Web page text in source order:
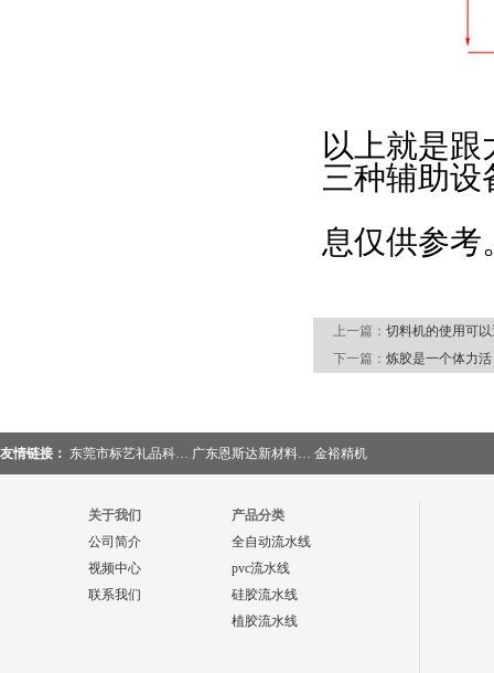
以上就是
三种辅助设
息仅供参考
上一篇： 切料机的使用可
下一篇： 炼胶是一个体力
友情链接： 东莞市标艺礼品科… 广东恩斯达新材料… 金裕精机
关于我们
公司简介
视频中心
联系我们
产品分类
全自动流水线
pvc流水线
硅胶流水线
植胶流水线